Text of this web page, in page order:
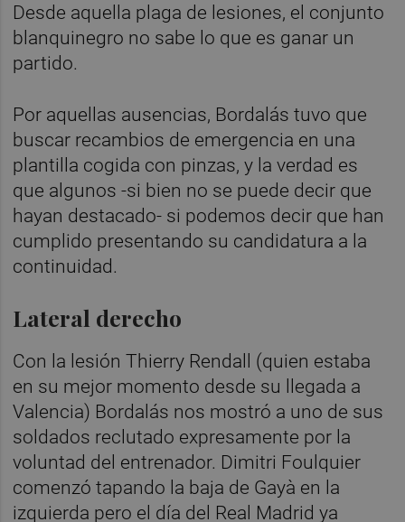
Desde aquella plaga de lesiones, el conjunto
blanquinegro no sabe lo que es ganar un
partido.
Por aquellas ausencias, Bordalás tuvo que
buscar recambios de emergencia en una
plantilla cogida con pinzas, y la verdad es
que algunos -si bien no se puede decir que
hayan destacado- si podemos decir que han
cumplido presentando su candidatura a la
continuidad.
Lateral derecho
Con la lesión Thierry Rendall (quien estaba
en su mejor momento desde su llegada a
Valencia) Bordalás nos mostró a uno de sus
soldados reclutado expresamente por la
voluntad del entrenador. Dimitri Foulquier
comenzó tapando la baja de Gayà en la
izquierda pero el día del Real Madrid ya